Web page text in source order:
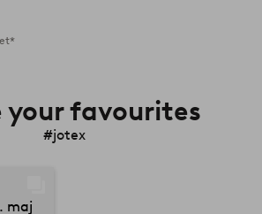
your favourites
#jotex